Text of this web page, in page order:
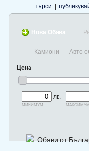
търси
Нова Обява
Камиони Авто
Цена
лв.
минимум
максимум
Обяви от